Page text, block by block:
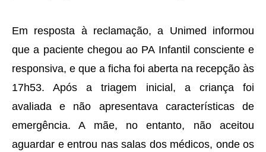
Em resposta à reclamação, a Unimed informou
que a paciente chegou ao PA Infantil consciente e
responsiva, e que a ficha foi aberta na recepção às
17h53. Após a triagem inicial, a criança foi
avaliada e não apresentava características de
emergência. A mãe, no entanto, não aceitou
aguardar e entrou nas salas dos médicos, onde os